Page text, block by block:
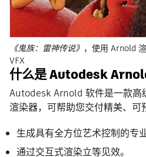
什么是 Autodesk
Autodesk Arnold 软件是一款高
渲染器，可帮助您交付精美、可
生成具有全方位艺术控制的专
通过交互式渲染立等见效。
《鬼族：雷神传说》 ，使用 Arnold
VFX